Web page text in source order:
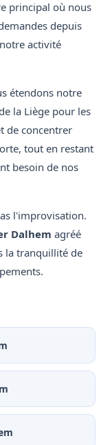
principal où nous
depuis
activité
étendons notre
la Liège pour les
de concentrer
tout en restant
besoin de nos
l'improvisation.
Dalhem agréé
la tranquillité de